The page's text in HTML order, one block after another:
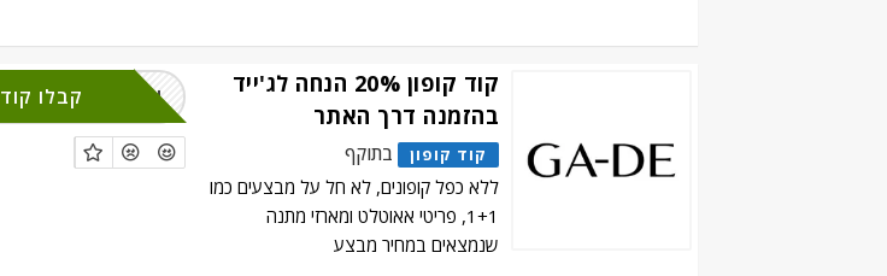
קוד קופון 20% הנחה לג'ייד
בהזמנה דרך האתר
קוד קופון
בתוקף
ללא כפל קופונים, לא חל על מבצעים כמו
1+1, פריטי אאוטלט ומארזי מתנה
שנמצאים במחיר מבצע
WESELL קבלו קוד